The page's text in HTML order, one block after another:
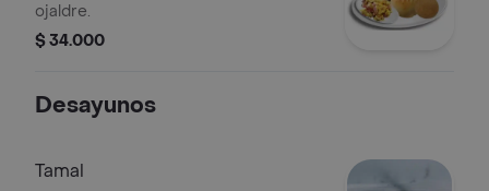
ojaldre.
$ 34.000
Desayunos
Tamal